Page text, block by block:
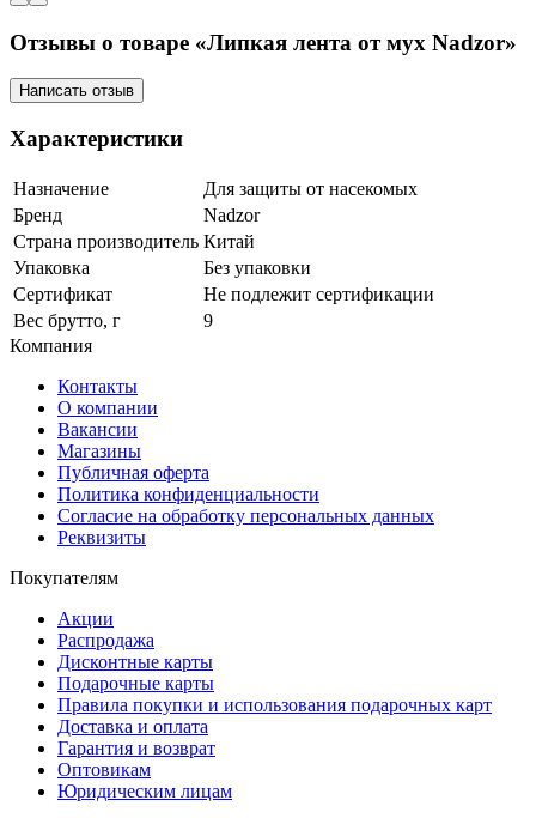
Отзывы о товаре «Липкая лента от мух Nadzor»
Написать отзыв
Характеристики
Назначение
Для защиты от насекомых
Бренд
Nadzor
Страна производитель Китай
Упаковка
Без упаковки
Сертификат
Не подлежит сертификации
Вес брутто, г
9
Компания
Контакты
О компании
Вакансии
Магазины
Публичная оферта
Политика конфиденциальности
Согласие на обработку персональных данных
Реквизиты
Покупателям
Акции
Распродажа
Дисконтные карты
Подарочные карты
Правила покупки и использования подарочных карт
Доставка и оплата
Гарантия и возврат
Оптовикам
Юридическим лицам